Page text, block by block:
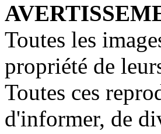
Toutes les
propriété de
Toutes ces
d'informer, de